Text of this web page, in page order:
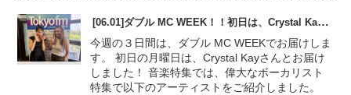
[06.01]ダブル MC WEEK！！初日は、Crystal Kayさん
今週の３日間は、ダブル MC WEEKでお届けしま
す。 初日の月曜日は、Crystal Kayさんとお届け
しました！ 音楽特集では、偉大なボーカリスト
特集で以下のアーティストをご紹介しました。